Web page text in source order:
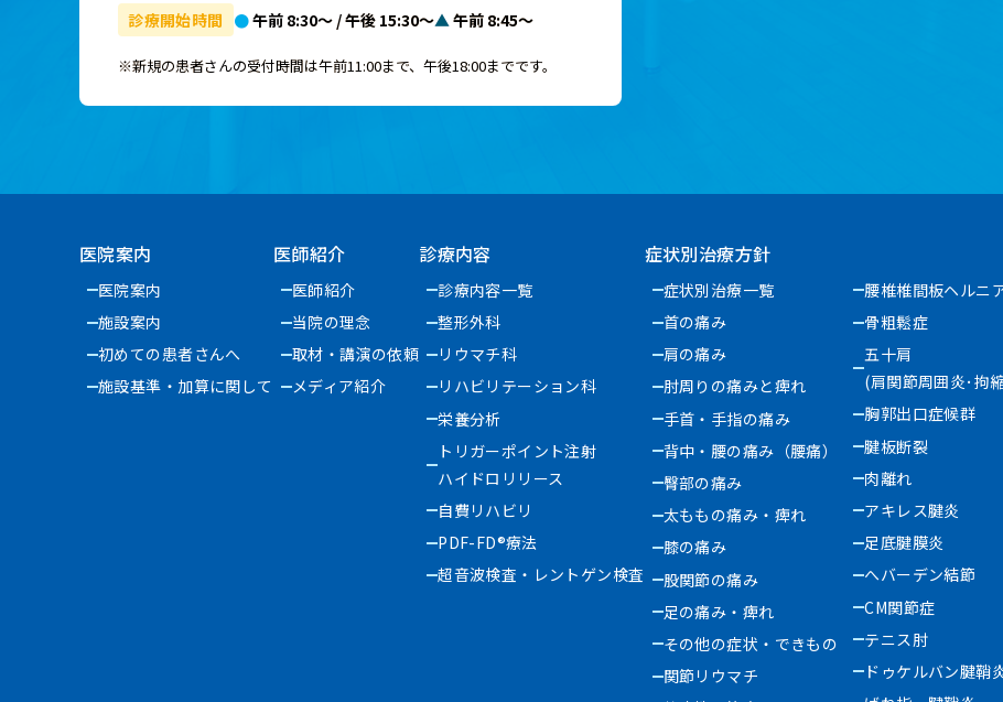
診療開始時間 ●午前 8:30～ / 午後 15:30～▲ 午前 8:45～
※新規の患者さんの受付時間は午前11:00まで、午後18:00までです。
医院案内
医院案内
施設案内
初めての患者さんへ
施設基準・加算に関して
医師紹介
医師紹介
当院の理念
取材・講演の依頼
メディア紹介
診療内容
診療内容一覧
整形外科
リウマチ科
リハビリテーション科
栄養分析
トリガーポイント注射
ハイドロリリース
自費リハビリ
PDF-FD®療法
超音波検査・レントゲン検査
症状別治療方針
症状別治療一覧
首の痛み
肩の痛み
肘周りの痛みと痺れ
手首・手指の痛み
背中・腰の痛み（腰痛）
臀部の痛み
太ももの痛み・痺れ
膝の痛み
股関節の痛み
足の痛み・痺れ
その他の症状・できもの
関節リウマチ
腰椎椎間板ヘルニ
骨粗鬆症
五十肩
(肩関節周囲炎･拘
胸郭出口症候群
腱板断裂
肉離れ
アキレス腱炎
足底腱膜炎
へバーデン結節
CM関節症
テニス肘
ドゥケルバン腱鞘